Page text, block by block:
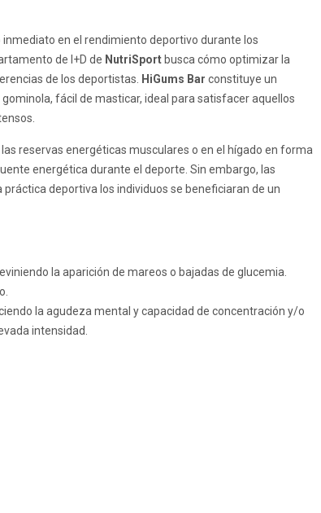
en el rendimiento deportivo durante los
de I+D de NutriSport busca cómo optimizar la
de los deportistas. HiGums Bar constituye un
fácil de masticar, ideal para satisfacer aquellos
reservas energéticas musculares o en el hígado en forma
energética durante el deporte. Sin embargo, las
deportiva los individuos se beneficiaran de un
la aparición de mareos o bajadas de glucemia.
la agudeza mental y capacidad de concentración y/o
intensidad.